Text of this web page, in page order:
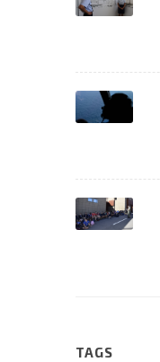
TAGS